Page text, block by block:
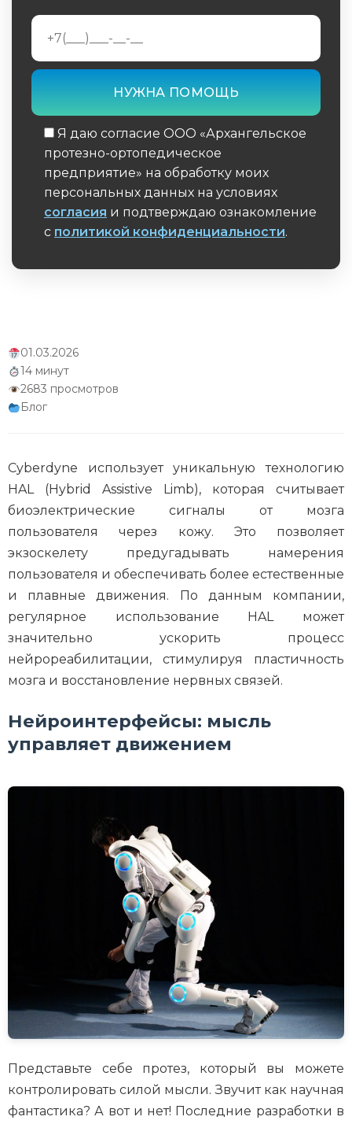
Интеграция с Интернетом вещей (IoT)
Устойчивое развитие: экологичные протезы
Заключение
Я даю согласие ООО «Архангельское
протезно-ортопедическое
предприятие» на обработку моих
персональных данных на условиях
согласия и подтверждаю ознакомление
с политикой конфиденциальности.
01.03.2026
14 минут
2683 просмотров
Блог
Cyberdyne использует уникальную технологию
HAL (Hybrid Assistive Limb), которая считывает
биоэлектрические сигналы от мозга
пользователя через кожу. Это позволяет
экзоскелету предугадывать намерения
пользователя и обеспечивать более естественные
и плавные движения. По данным компании,
регулярное использование HAL может
значительно ускорить процесс
нейрореабилитации, стимулируя пластичность
мозга и восстановление нервных связей.
Нейроинтерфейсы: мысль
управляет движением
Представьте себе протез, который вы можете
контролировать силой мысли. Звучит как научная
фантастика? А вот и нет! Последние разработки в